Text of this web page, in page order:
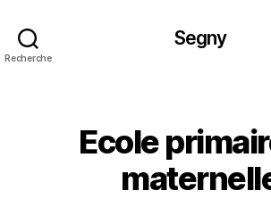
Recherche
Segny
Ecole